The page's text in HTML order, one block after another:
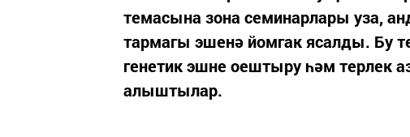
темасына зона семинарлары уза,
тармагы эшенә йомгак ясалды. Бу
генетик эшне оештыру һәм
алыштылар.